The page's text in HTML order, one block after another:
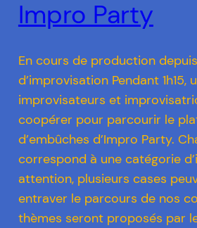
Impro Party
En cours de production
d’improvisation Pendant 1h15,
improvisateurs et
coopérer pour parcourir le
d’embûches d’Impro Party.
correspond à une catégorie
attention, plusieurs cases
entraver le parcours de nos
thèmes seront proposés par